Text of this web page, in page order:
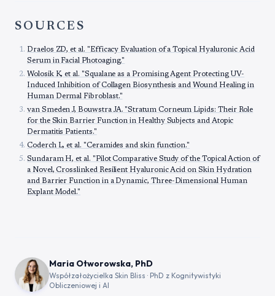
SOURCES
Draelos ZD, et al. "Efficacy Evaluation of a Topical Hyaluronic Acid
Serum in Facial Photoaging."
Wolosik K, et al. "Squalane as a Promising Agent Protecting UV-
Induced Inhibition of Collagen Biosynthesis and Wound Healing in
Human Dermal Fibroblast."
van Smeden J, Bouwstra JA. "Stratum Corneum Lipids: Their Role
for the Skin Barrier Function in Healthy Subjects and Atopic
Dermatitis Patients."
Coderch L, et al. "Ceramides and skin function."
Sundaram H, et al. "Pilot Comparative Study of the Topical Action of
a Novel, Crosslinked Resilient Hyaluronic Acid on Skin Hydration
and Barrier Function in a Dynamic, Three-Dimensional Human
Explant Model."
Maria Otworowska, PhD
Współzałożycielka Skin Bliss · PhD z Kognitywistyki
Obliczeniowej i AI